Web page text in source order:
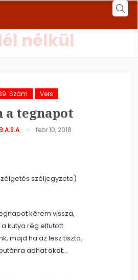
nélkül
Szám Vers
a tegnapot
febr 10, 2018
széljegyzete)
kérem vissza,
kutya rég elfutott.
majd ha az lesz tiszta,
adhat okot…